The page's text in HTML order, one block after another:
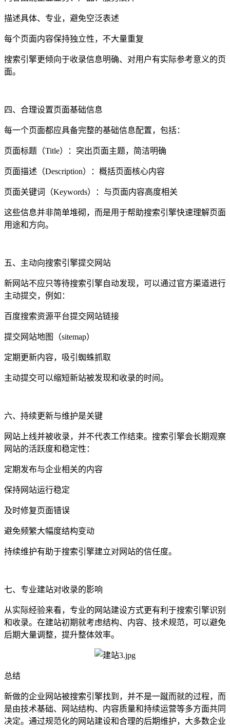
描述具体、专业，避免空泛表述
每个页面内容保持独立性，不大量重复
搜索引擎更倾向于收录信息明确、对用户有实际参考意义的页
面。
四、合理设置页面基础信息
每一个页面都应具备完整的基础信息配置，包括：
页面标题（Title）：突出页面主题，简洁明确
页面描述（Description）：概括页面核心内容
页面关键词（Keywords）：与页面内容高度相关
这些信息并非简单堆砌，而是用于帮助搜索引擎快速理解页面
用途和方向。
五、主动向搜索引擎提交网站
新网站不应只等待搜索引擎自动发现，可以通过官方渠道进行
主动提交，例如：
百度搜索资源平台提交网站链接
提交网站地图（sitemap）
定期更新内容，吸引蜘蛛抓取
主动提交可以缩短新站被发现和收录的时间。
六、持续更新与维护是关键
网站上线并被收录，并不代表工作结束。搜索引擎会长期观察
网站的活跃度和稳定性：
定期发布与企业相关的内容
保持网站运行稳定
及时修复页面错误
避免频繁大幅度结构变动
持续维护有助于搜索引擎建立对网站的信任度。
七、专业建站对收录的影响
从实际经验来看，专业的网站建设方式更有利于搜索引擎识别
和收录。在建站初期就考虑结构、内容、技术规范，可以避免
后期大量调整，提升整体效率。
总结
新做的企业网站被搜索引擎找到，并不是一蹴而就的过程，而
是由技术基础、网站结构、内容质量和持续运营等多方面共同
决定。通过规范化的网站建设和合理的后期维护，大多数企业